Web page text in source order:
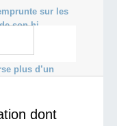
sur les
son hi...
plus d’un
dont